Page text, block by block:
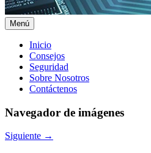
Menú
Menú
principal
Inicio
Consejos
Seguridad
Sobre Nosotros
Contáctenos
Navegador de imágenes
Siguiente →